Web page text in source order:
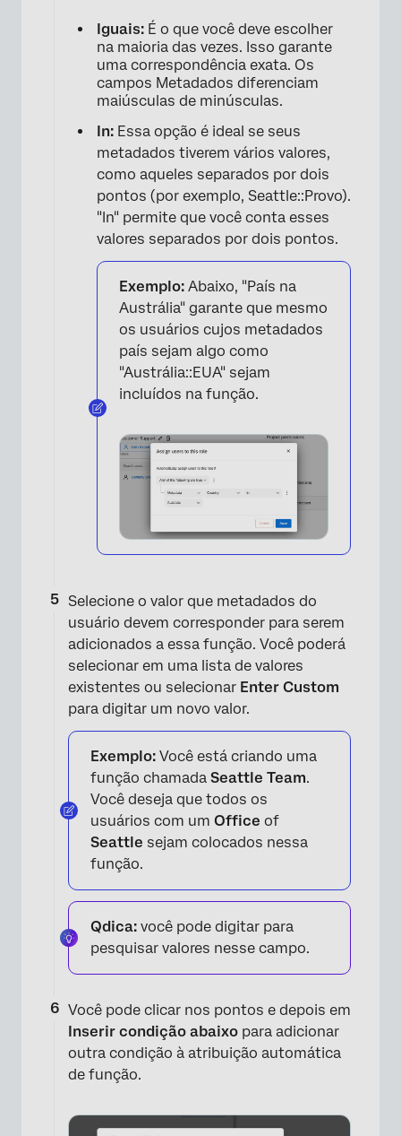
×
Iguais: É o que você deve escolher
na maioria das vezes. Isso garante
uma correspondência exata. Os
campos Metadados diferenciam
maiúsculas de minúsculas.
In: Essa opção é ideal se seus
metadados tiverem vários valores,
como aqueles separados por dois
pontos (por exemplo, Seattle::Provo).
"In" permite que você conta esses
valores separados por dois pontos.
Exemplo: Abaixo, "País na
Austrália" garante que mesmo
os usuários cujos metadados
país sejam algo como
"Austrália::EUA" sejam
incluídos na função.
Selecione o valor que metadados do
usuário devem corresponder para serem
adicionados a essa função. Você poderá
selecionar em uma lista de valores
existentes ou selecionar Enter Custom
para digitar um novo valor.
Exemplo: Você está criando uma
função chamada Seattle Team.
Você deseja que todos os
usuários com um Office of
Seattle sejam colocados nessa
função.
Qdica: você pode digitar para
pesquisar valores nesse campo.
Você pode clicar nos pontos e depois em
Inserir condição abaixo para adicionar
outra condição à atribuição automática
de função.